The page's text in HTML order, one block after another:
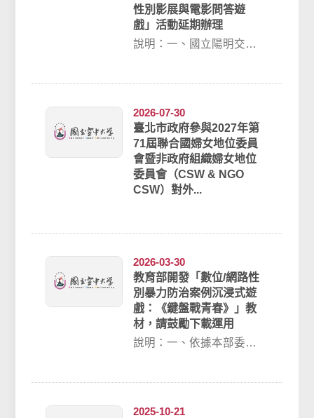
性別影展與電影問答遊
戲」活動延期辦理
說明：一、國立陽明交通
2026-07-30
臺北市政府參與2027年第
71屆聯合國婦女地位委員
會暨非政府組織婦女地位
委員會（CSW & NGO
CSW）對外...
2026-03-30
教育部開發「數位/網路性
別暴力防治案例沉浸式遊
戲：《鍵盤戰青春》」教
材，請鼓勵下載運用
說明：一、依據本部委託
2025-10-21